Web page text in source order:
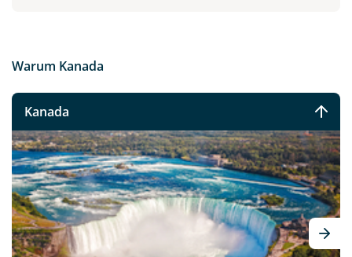
Warum Kanada
Kanada